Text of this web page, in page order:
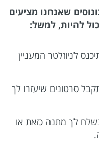
שאנחנו מציעים
להיות, למשל:
לניוזלטר המעניין
סרטונים שיעזרו לך
לך מתנה כזאת או